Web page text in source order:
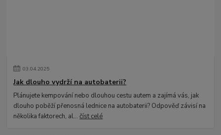
03.04.2025
Jak dlouho vydrží na autobaterii?
Plánujete kempování nebo dlouhou cestu autem a zajímá vás, jak
dlouho poběží přenosná lednice na autobaterii? Odpověď závisí na
několika faktorech, al...číst celé